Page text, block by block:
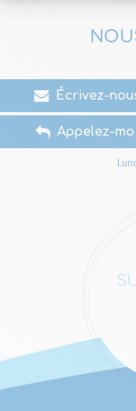
Écrivez-
Appelez-